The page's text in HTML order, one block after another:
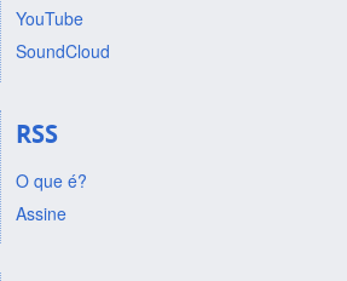
YouTube
SoundCloud
RSS
O que é?
Assine